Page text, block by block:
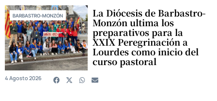
BARBASTRO-MONZÓN La Diócesis de Barbastro-
Monzón ultima los
preparativos para la
XXIX Peregrinación a
Lourdes como inicio del
curso pastoral
4 Agosto 2026